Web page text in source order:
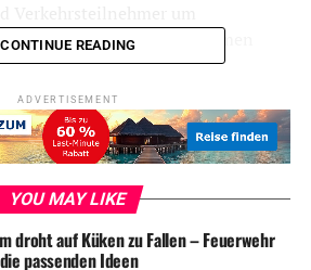
zu Beeinträchtigungen kommen
CONTINUE READING
ADVERTISEMENT
YOU MAY LIKE
droht auf Küken zu Fallen – Feuerwehr
passenden Ideen